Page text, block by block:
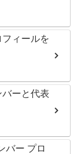
ィールを
ーと代表
バー プロ